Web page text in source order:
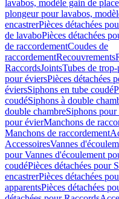
lavabos, modèle gain de place
plongeur pour lavabos,
encastrerPièces détachées
de lavaboPièces détachées
de raccordementCoudes de
raccordementRecouvrements
RaccordsJointsTubes de
pour éviersPièces détachées
éviersSiphons en tube coudé
coudéSiphons à double
double chambreSiphons pour
pour évierManchons de
Manchons de raccordement
AccessoiresVannes
pour Vannes d'écoulement
coudéPièces détachées pour
encastrerPièces détachées
apparentsPièces détachées